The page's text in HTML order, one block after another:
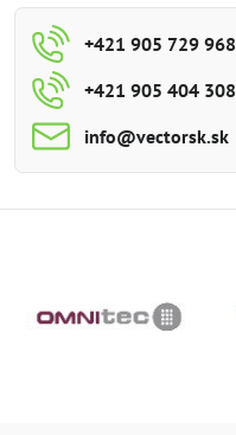
+421 905 729 968
+421 905 404 308
info​@vectorsk​.sk